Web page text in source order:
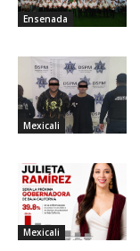
Ensenada
Mexicali
Mexicali